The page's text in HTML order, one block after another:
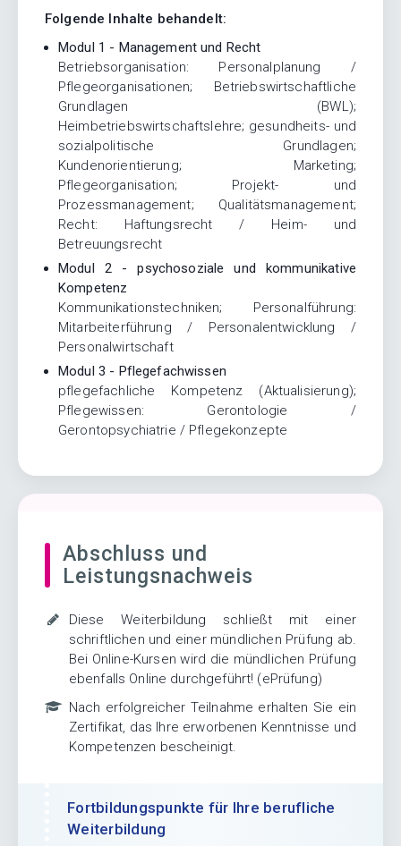
Folgende Inhalte behandelt:
Modul 1 - Management und Recht
Betriebsorganisation: Personalplanung /
Pflegeorganisationen; Betriebswirtschaftliche
Grundlagen (BWL);
Heimbetriebswirtschaftslehre; gesundheits- und
sozialpolitische Grundlagen;
Kundenorientierung; Marketing;
Pflegeorganisation; Projekt- und
Prozessmanagement; Qualitätsmanagement;
Recht: Haftungsrecht / Heim- und
Betreuungsrecht
Modul 2 - psychosoziale und kommunikative
Kompetenz
Kommunikationstechniken; Personalführung:
Mitarbeiterführung / Personalentwicklung /
Personalwirtschaft
Modul 3 - Pflegefachwissen
pflegefachliche Kompetenz (Aktualisierung);
Pflegewissen: Gerontologie /
Gerontopsychiatrie / Pflegekonzepte
Abschluss und
Leistungsnachweis
Diese Weiterbildung schließt mit einer
schriftlichen und einer mündlichen Prüfung ab.
Bei Online-Kursen wird die mündlichen Prüfung
ebenfalls Online durchgeführt! (ePrüfung)
Nach erfolgreicher Teilnahme erhalten Sie ein
Zertifikat, das Ihre erworbenen Kenntnisse und
Kompetenzen bescheinigt.
Fortbildungspunkte für Ihre berufliche
Weiterbildung